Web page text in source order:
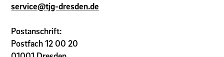
service@tjg-dresden.de
Postanschrift:
Postfach 12 00 20